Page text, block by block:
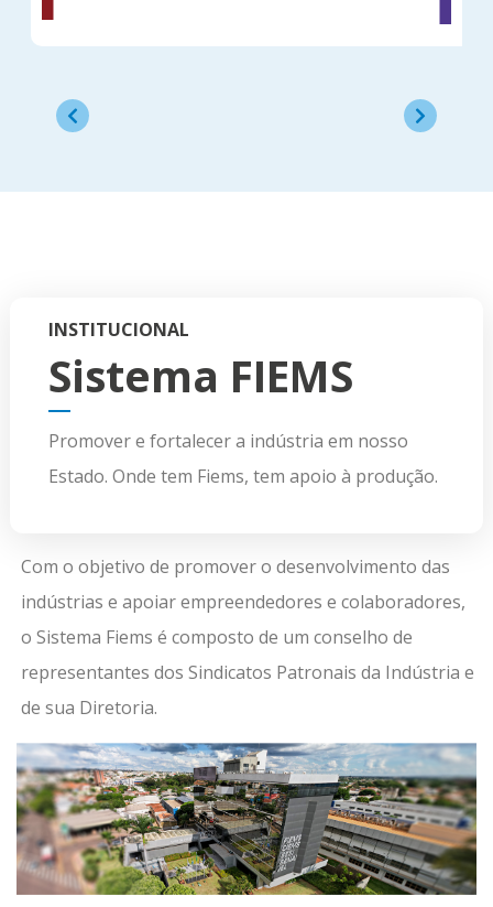
INSTITUCIONAL
Sistema FIEMS
Promover e fortalecer a indústria em nosso
Estado. Onde tem Fiems, tem apoio à produção.
Com o objetivo de promover o desenvolvimento das
indústrias e apoiar empreendedores e colaboradores,
o Sistema Fiems é composto de um conselho de
representantes dos Sindicatos Patronais da Indústria e
de sua Diretoria.